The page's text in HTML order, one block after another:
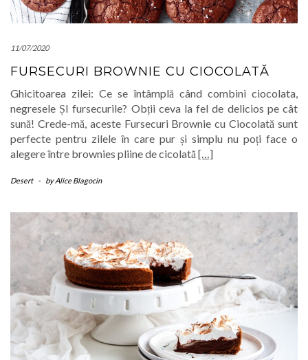
11/07/2020
FURSECURI BROWNIE CU CIOCOLATĂ
Ghicitoarea zilei: Ce se întâmplă când combini ciocolata,
negresele ȘI fursecurile? Obții ceva la fel de delicios pe cât
sună! Crede-mă, aceste Fursecuri Brownie cu Ciocolată sunt
perfecte pentru zilele în care pur și simplu nu poți face o
alegere între brownies pliine de cicolată […]
Desert - byAlice Blagocin